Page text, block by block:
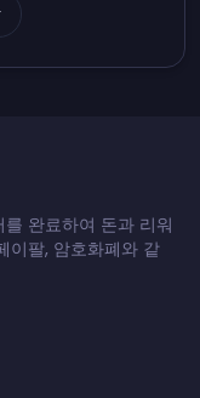
완료하여 돈과 리워
이팔, 암호화폐와 같